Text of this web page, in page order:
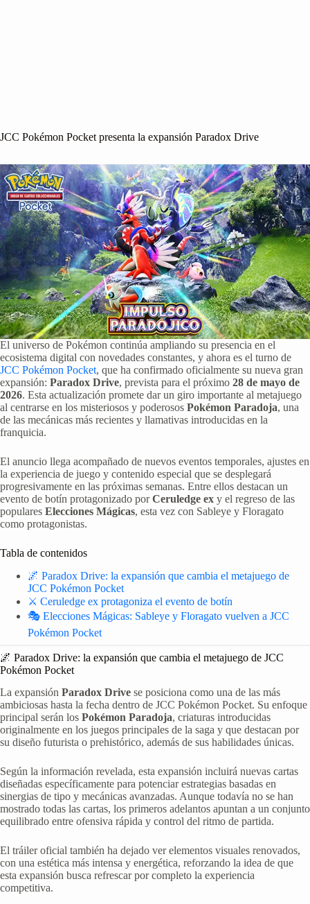
JCC Pokémon Pocket presenta la expansión Paradox Drive
El universo de Pokémon continúa ampliando su presencia en el
ecosistema digital con novedades constantes, y ahora es el turno de
JCC Pokémon Pocket, que ha confirmado oficialmente su nueva gran
expansión: Paradox Drive, prevista para el próximo 28 de mayo de
2026. Esta actualización promete dar un giro importante al metajuego
al centrarse en los misteriosos y poderosos Pokémon Paradoja, una
de las mecánicas más recientes y llamativas introducidas en la
franquicia.
El anuncio llega acompañado de nuevos eventos temporales, ajustes en
la experiencia de juego y contenido especial que se desplegará
progresivamente en las próximas semanas. Entre ellos destacan un
evento de botín protagonizado porCeruledge ex y el regreso de las
populares Elecciones Mágicas, esta vez con Sableye y Floragato
como protagonistas.
Tabla de contenidos
🌌 Paradox Drive: la expansión que cambia el metajuego de
JCC Pokémon Pocket
⚔️ Ceruledge ex protagoniza el evento de botín
🎭 Elecciones Mágicas: Sableye y Floragato vuelven a JCC
Pokémon Pocket
🌌 Paradox Drive: la expansión que cambia el metajuego de JCC
Pokémon Pocket
La expansión Paradox Drive se posiciona como una de las más
ambiciosas hasta la fecha dentro de JCC Pokémon Pocket. Su enfoque
principal serán los Pokémon Paradoja, criaturas introducidas
originalmente en los juegos principales de la saga y que destacan por
su diseño futurista o prehistórico, además de sus habilidades únicas.
Según la información revelada, esta expansión incluirá nuevas cartas
diseñadas específicamente para potenciar estrategias basadas en
sinergias de tipo y mecánicas avanzadas. Aunque todavía no se han
mostrado todas las cartas, los primeros adelantos apuntan a un conjunto
equilibrado entre ofensiva rápida y control del ritmo de partida.
El tráiler oficial también ha dejado ver elementos visuales renovados,
con una estética más intensa y energética, reforzando la idea de que
esta expansión busca refrescar por completo la experiencia
competitiva.